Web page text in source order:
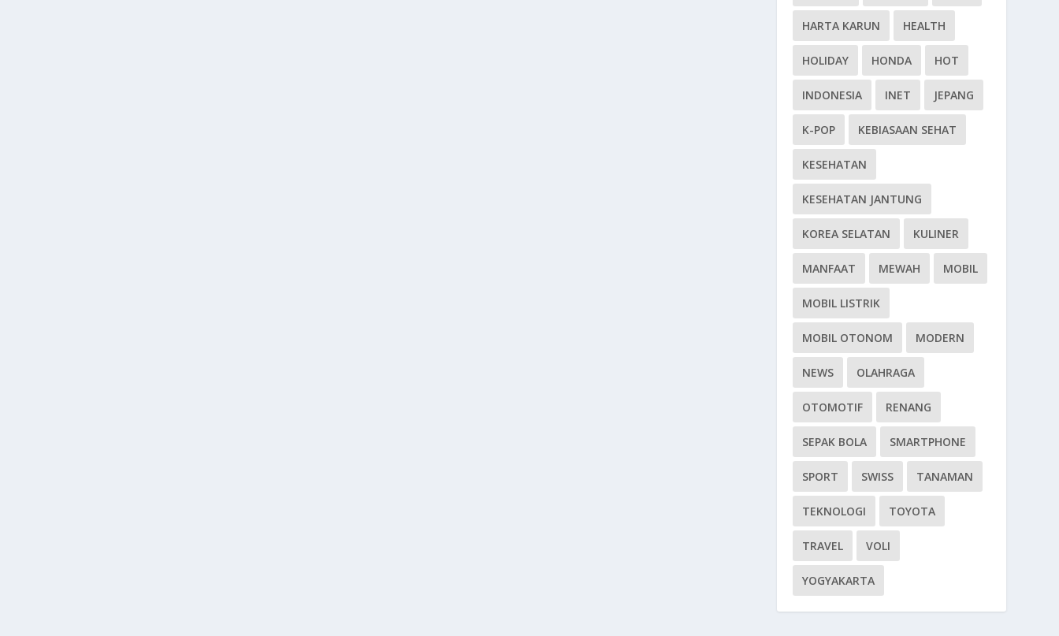
HARTA KARUN HEALTH
HOLIDAY HONDA HOT
INDONESIA INET JEPANG
K-POP KEBIASAAN SEHAT
KESEHATAN
KESEHATAN JANTUNG
KOREA SELATAN KULINER
MANFAAT MEWAH MOBIL
MOBIL LISTRIK
MOBIL OTONOM MODERN
NEWS OLAHRAGA
OTOMOTIF RENANG
SEPAK BOLA SMARTPHONE
SPORT SWISS TANAMAN
TEKNOLOGI TOYOTA
TRAVEL VOLI
YOGYAKARTA